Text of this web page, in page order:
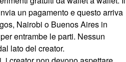
un pagamento e questo arriva
Nairobi o Buenos Aires in
entrambe le parti. Nessun
lato del creator.